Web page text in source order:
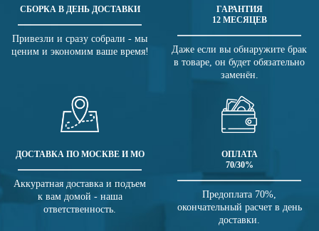
СБОРКА В ДЕНЬ ДОСТАВКИ
Привезли и сразу собрали - мы
ценим и экономим ваше время!
ГАРАНТИЯ
12 МЕСЯЦЕВ
Даже если вы обнаружите брак
в товаре, он будет обязательно
заменён.
ДОСТАВКА ПО МОСКВЕ И МО
Аккуратная доставка и подъем
к вам домой - наша
ответственность.
ОПЛАТА
70/30%
Предоплата 70%,
окончательный расчет в день
доставки.